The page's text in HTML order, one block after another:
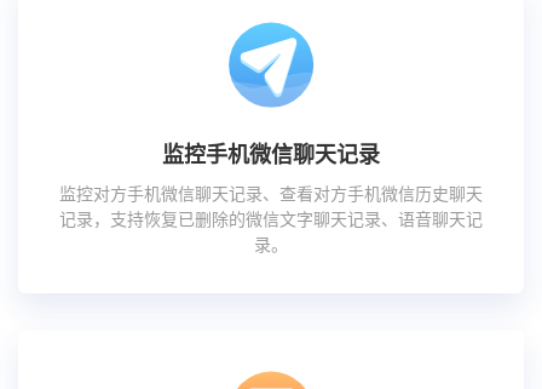
监控手机微信聊天记录
监控对方手机微信聊天记录、查看对方手机微信历史聊天
记录，支持恢复已删除的微信文字聊天记录、语音聊天记
录。